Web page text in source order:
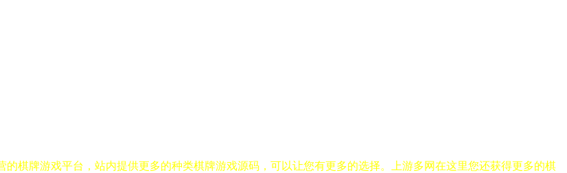
棋牌游戏平台，站内提供更多的种类棋牌游戏源码，可以让您有更多的选择。上游多网在这里您还获得更多的棋